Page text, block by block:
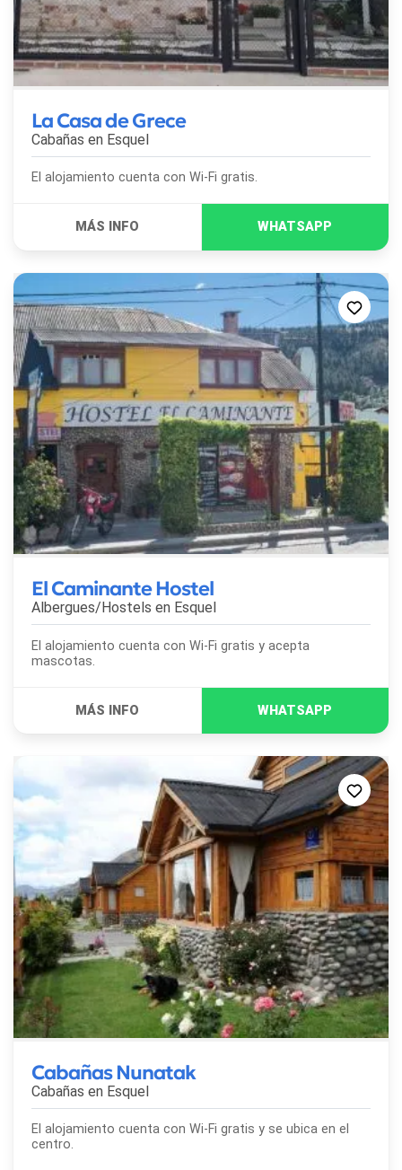
La Casa de Grece
Cabañas en Esquel
El alojamiento cuenta con Wi-Fi gratis.
El Caminante Hostel
Albergues/Hostels en Esquel
El alojamiento cuenta con Wi-Fi gratis y acepta
mascotas.
Cabañas Nunatak
Cabañas en Esquel
El alojamiento cuenta con Wi-Fi gratis y se ubica en el
centro.